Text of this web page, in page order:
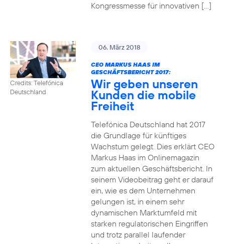
Kongressmesse für innovativen […]
Credits: Telefónica
Deutschland
06. März 2018
CEO MARKUS HAAS IM
GESCHÄFTSBERICHT 2017:
Wir geben unseren
Kunden die mobile
Freiheit
Telefónica Deutschland hat 2017
die Grundlage für künftiges
Wachstum gelegt. Dies erklärt CEO
Markus Haas im Onlinemagazin
zum aktuellen Geschäftsbericht. In
seinem Videobeitrag geht er darauf
ein, wie es dem Unternehmen
gelungen ist, in einem sehr
dynamischen Marktumfeld mit
starken regulatorischen Eingriffen
und trotz parallel laufender